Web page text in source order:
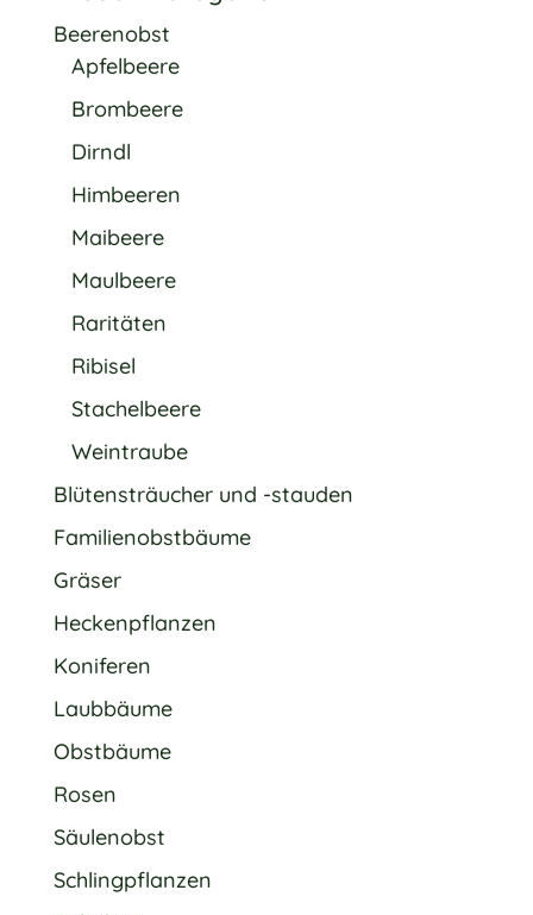
Beerenobst
Apfelbeere
Brombeere
Dirndl
Himbeeren
Maibeere
Maulbeere
Raritäten
Ribisel
Stachelbeere
Weintraube
Blütensträucher und -stauden
Familienobstbäume
Gräser
Heckenpflanzen
Koniferen
Laubbäume
Obstbäume
Rosen
Säulenobst
Schlingpflanzen